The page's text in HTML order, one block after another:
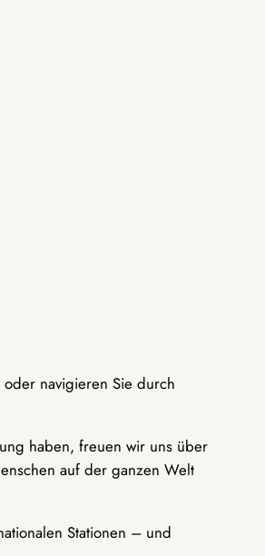
navigieren Sie durch
haben, freuen wir uns über
auf der ganzen Welt
Stationen – und